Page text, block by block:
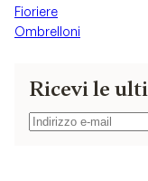
Ricevi le
Fioriere
Ombrelloni